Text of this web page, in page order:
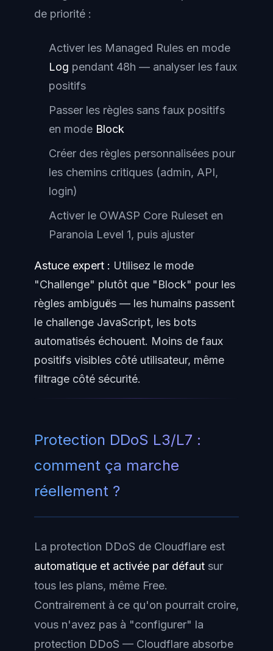
de priorité :
Activer les Managed Rules en mode
Log pendant 48h — analyser les faux
positifs
Passer les règles sans faux positifs
en mode Block
Créer des règles personnalisées pour
les chemins critiques (admin, API,
login)
Activer le OWASP Core Ruleset en
Paranoia Level 1, puis ajuster
Astuce expert : Utilisez le mode
"Challenge" plutôt que "Block" pour les
règles ambiguës — les humains passent
le challenge JavaScript, les bots
automatisés échouent. Moins de faux
positifs visibles côté utilisateur, même
filtrage côté sécurité.
Protection DDoS L3/L7 :
comment ça marche
réellement ?
La protection DDoS de Cloudflare est
automatique et activée par défaut sur
tous les plans, même Free.
Contrairement à ce qu'on pourrait croire,
vous n'avez pas à "configurer" la
protection DDoS — Cloudflare absorbe